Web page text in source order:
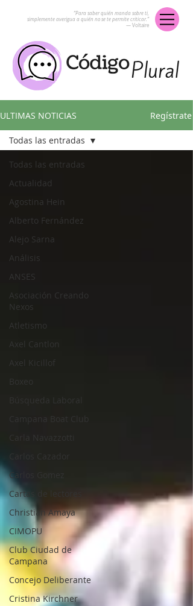
“Para saber quién manda sobre ti,
simplemente averigua a quién no se te permite criticar.”
― Voltaire
ULTIMAS NOTICIAS Regístrate
Todas las entradas
Actualidad
Agostina Hein
Alberto Fernández
Alejo Sarna
Análisis
ANSES
Asociación Creando
Nexos
Atletismo
Axel Cantlon
Axel Kicillof
Boxeo
Búsqueda Laboral
Campana Boat Club
Carla Navazzotti
Carlos Cazador
Carlos Gomez
Cartas de lectores
Christian Amaya
CIMOPU
Club Ciudad de
Campana
Concejo Deliberante
Cristina Kirchner
Todas las entradas